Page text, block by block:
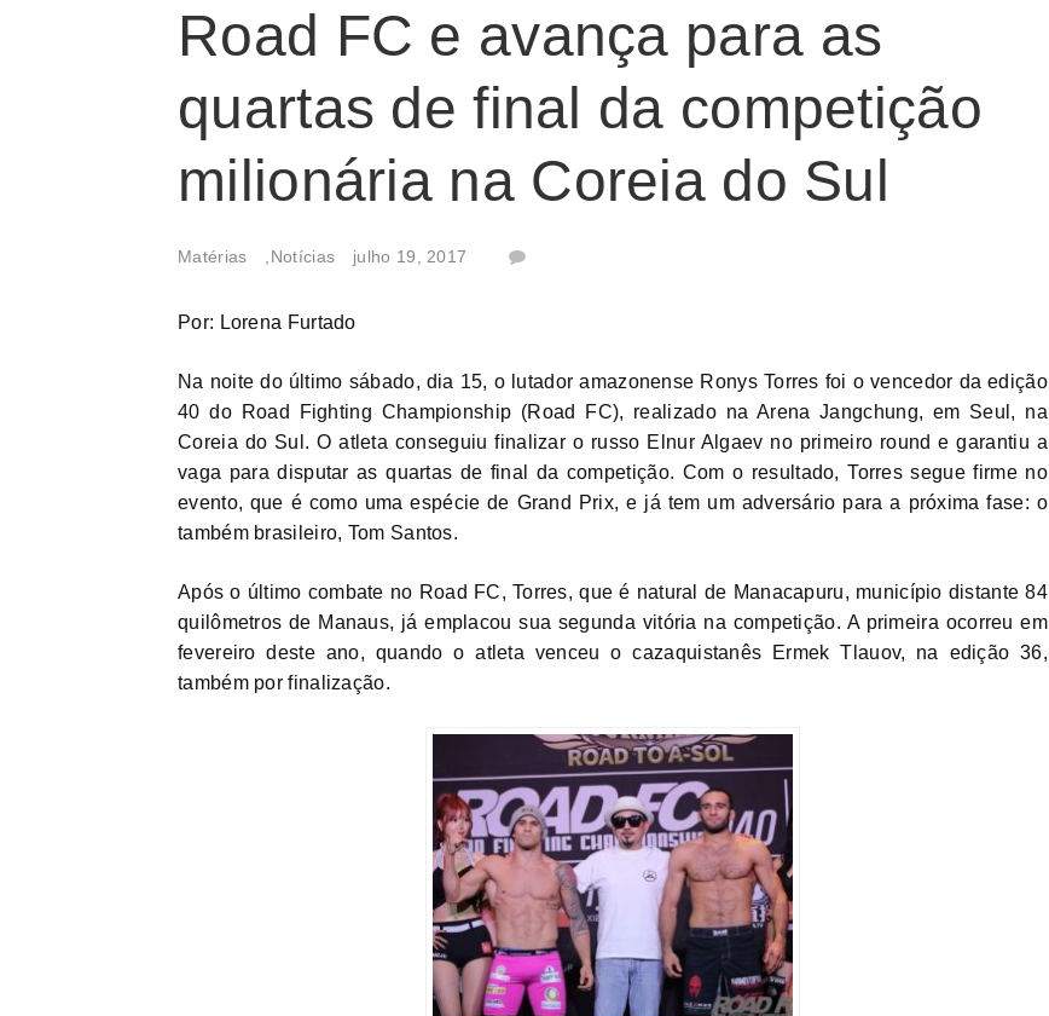
Road FC e avança para as
quartas de final da competição
milionária na Coreia do Sul
Matérias ,Notícias julho 19, 2017
Por: Lorena Furtado
Na noite do último sábado, dia 15, o lutador amazonense Ronys Torres foi o vencedor da edição
40 do Road Fighting Championship (Road FC), realizado na Arena Jangchung, em Seul, na
Coreia do Sul. O atleta conseguiu finalizar o russo Elnur Algaev no primeiro round e garantiu a
vaga para disputar as quartas de final da competição. Com o resultado, Torres segue firme no
evento, que é como uma espécie de Grand Prix, e já tem um adversário para a próxima fase: o
também brasileiro, Tom Santos.
Após o último combate no Road FC, Torres, que é natural de Manacapuru, município distante 84
quilômetros de Manaus, já emplacou sua segunda vitória na competição. A primeira ocorreu em
fevereiro deste ano, quando o atleta venceu o cazaquistanês Ermek Tlauov, na edição 36,
também por finalização.